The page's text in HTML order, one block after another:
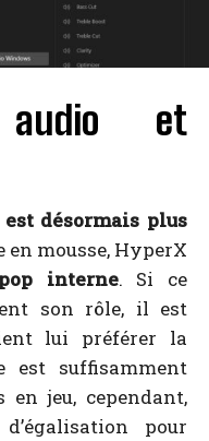
audio et
désormais plus
en mousse, HyperX
interne. Si ce
son rôle, il est
lui préférer la
est suffisamment
en jeu, cependant,
pour